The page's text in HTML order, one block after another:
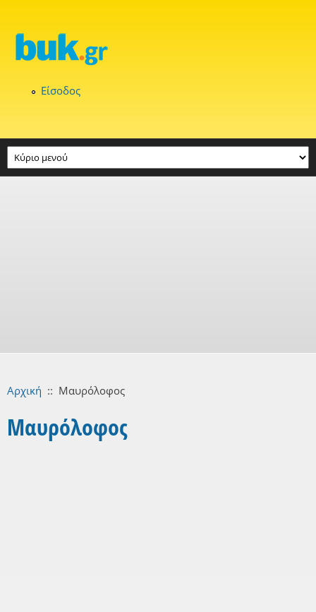
Είσοδος
Αρχική :: Μαυρόλοφος
Μαυρόλοφος